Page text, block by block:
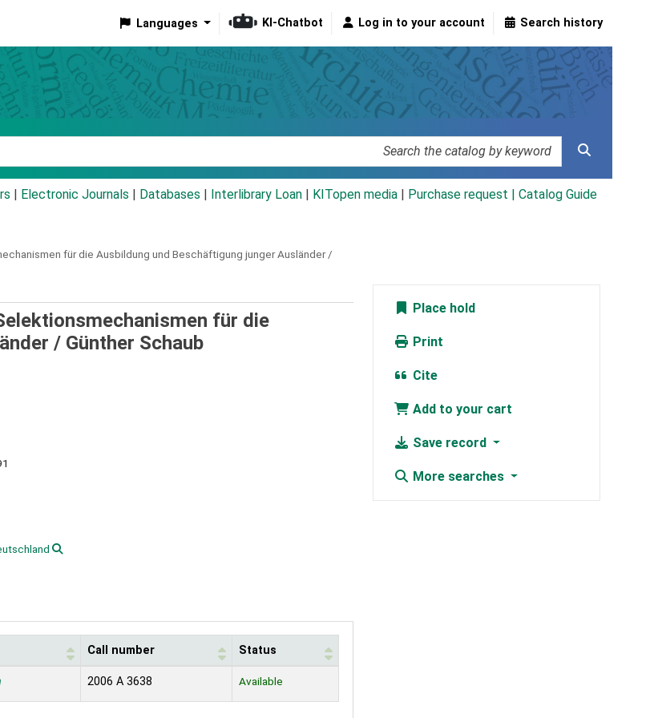
Languages KI-Chatbot Log in to your account Search history
Electronic Journals Databases Interlibrary Loan KITopen media Purchase request | Catalog Guide
für die Ausbildung und Beschäftigung junger Ausländer /
für die
/ Günther Schaub
Call number Status
2006 A 3638 Available
Place hold
Print
Cite
Add to your cart
Save record
More searches